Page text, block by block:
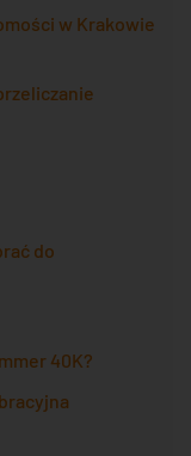
w Krakowie
do
40K?